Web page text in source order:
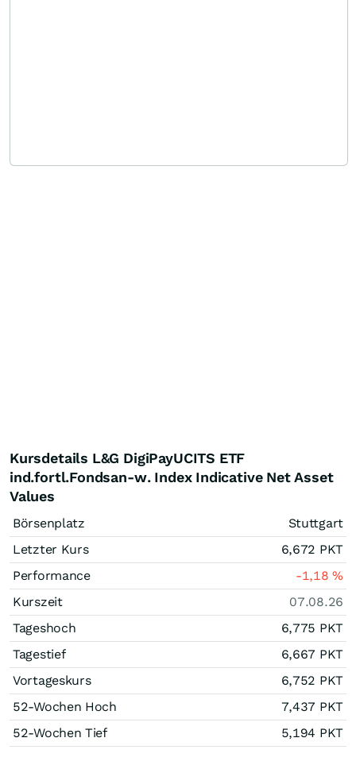
Kursdetails L&G DigiPayUCITS ETF
ind.fortl.Fondsan-w. Index Indicative Net Asset
Values
Börsenplatz
Stuttgart
Letzter Kurs
6,672 PKT
Performance
-1,18%
Kurszeit
07.08.26
Tageshoch
6,775 PKT
Tagestief
6,667 PKT
Vortageskurs
6,752 PKT
52-Wochen Hoch
7,437 PKT
52-Wochen Tief
5,194 PKT